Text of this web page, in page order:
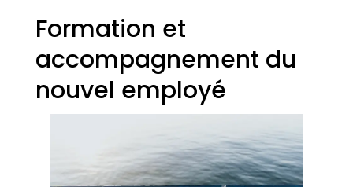
Formation et
accompagnement du
nouvel employé